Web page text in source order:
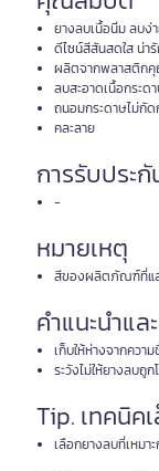
ยางลบเนื้อนิ่ม ลบง่
ดีไซน์สีสันสดใส น่ารั
ผลิตจากพลาสติก
ลบสะอาดเนื้อกระด
ถนอมกระดาษไม่กั
คละลาย
การรับประกั
-
หมายเหตุ
สีของผลิตภัณฑ์ที่แส
คำแนะนำแล
เก็บให้ห่างจากควา
ระวังไม่ให้ยางลบถู
Tip. เทคนิค
เลือกยางลบที่เหมา